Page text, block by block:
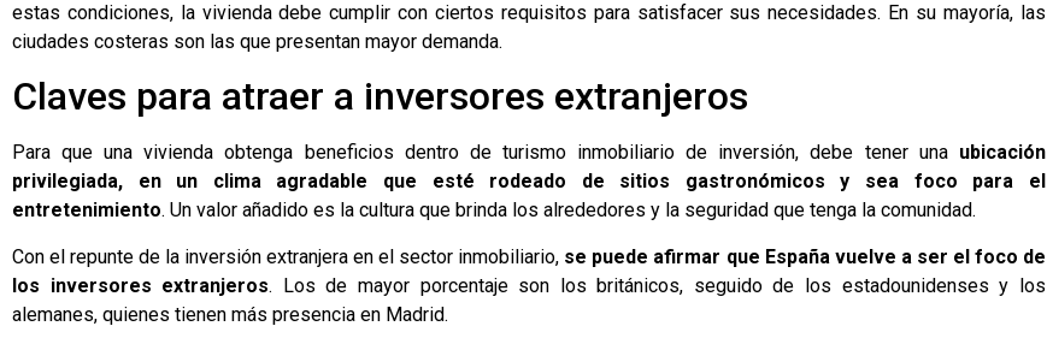
estas condiciones, la vivienda debe cumplir con ciertos requisitos para satisfacer sus necesidades. En su mayoría, las
ciudades costeras son las que presentan mayor demanda.
Claves para atraer a inversores extranjeros
Para que una vivienda obtenga beneficios dentro de turismo inmobiliario de inversión, debe tener una ubicación
privilegiada, en un clima agradable que esté rodeado de sitios gastronómicos y sea foco para el
entretenimiento. Un valor añadido es la cultura que brinda los alrededores y la seguridad que tenga la comunidad.
Con el repunte de la inversión extranjera en el sector inmobiliario, se puede afirmar que España vuelve a ser el foco de
los inversores extranjeros. Los de mayor porcentaje son los británicos, seguido de los estadounidenses y los
alemanes, quienes tienen más presencia en Madrid.